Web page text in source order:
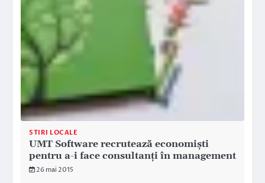
STIRI LOCALE
UMT Software recrutează economiști
pentru a-i face consultanți în management
26 mai 2015